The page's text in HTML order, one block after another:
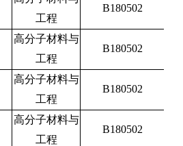
工程
B180502
高分子材料与
工程
B180502
高分子材料与
工程
B180502
高分子材料与
工程
B180502